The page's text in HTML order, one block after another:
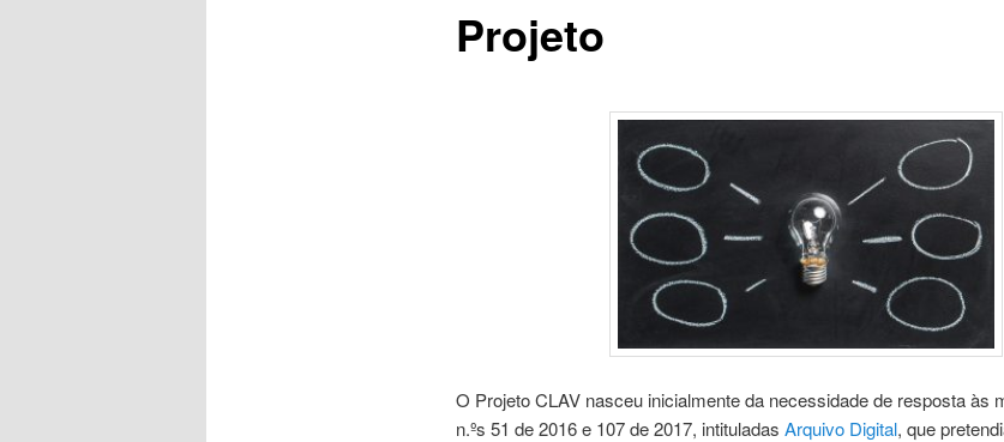
Projeto
O Projeto CLAV nasceu inicialmente da necessidade de resposta às
n.ºs 51 de 2016 e 107 de 2017, intituladas Arquivo Digital, que